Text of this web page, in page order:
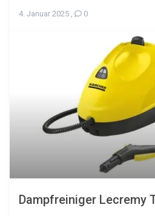
4. Januar 2025 , 0
Dampfreiniger Lecremy